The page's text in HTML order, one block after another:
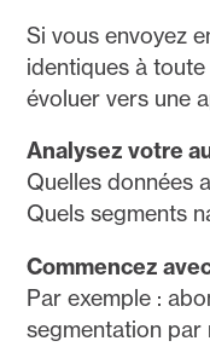
Si vous envoyez
identiques à
évoluer vers une
Analysez votre
Quelles données
Quels segments
Commencez
Par exemple :
segmentation par